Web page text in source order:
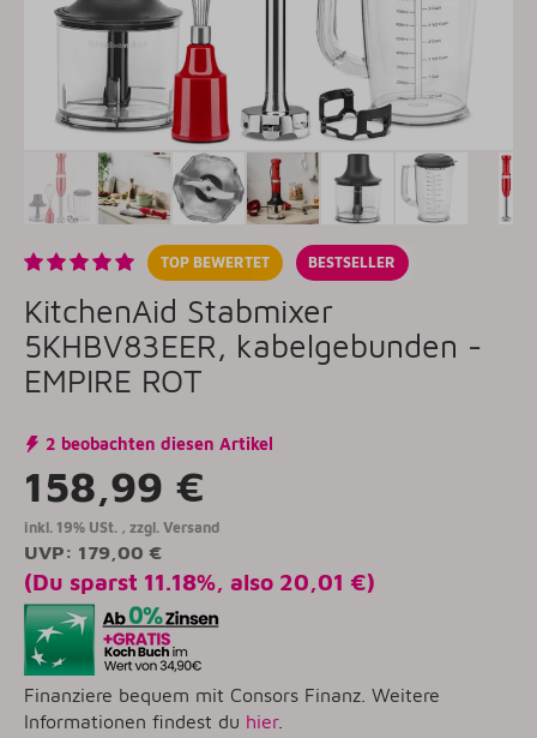
TOP BEWERTET BESTSELLER
KitchenAid Stabmixer
5KHBV83EER, kabelgebunden -
EMPIRE ROT
2 beobachten diesen Artikel
158,99 €
inkl. 19% USt. , zzgl. Versand
UVP: 179,00 €
(Du sparst 11.18%, also 20,01 €)
Finanziere bequem mit Consors Finanz. Weitere
Informationen findest du hier.